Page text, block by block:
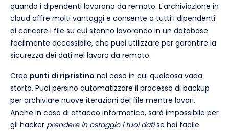
quando i dipendenti lavorano da remoto. L'archiviazione in
cloud offre molti vantaggi e consente a tutti i dipendenti
di caricare i file su cui stanno lavorando in un database
facilmente accessibile, che puoi utilizzare per garantire la
sicurezza dei dati nel lavoro da remoto.
Crea punti di ripristino nel caso in cui qualcosa vada
storto. Puoi persino automatizzare il processo di backup
per archiviare nuove iterazioni dei file mentre lavori.
Anche in caso di attacco informatico, sarà impossibile per
gli hacker prendere in ostaggio i tuoi datise hai facile